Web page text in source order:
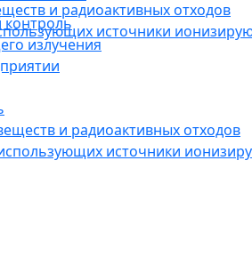
и радиоактивных отходов
источники
контроль
излучения
и радиоактивных отходов
источники